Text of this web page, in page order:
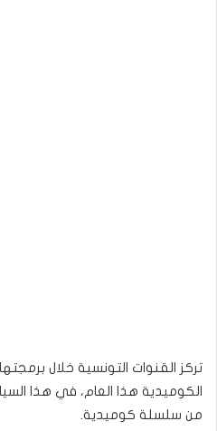
تركز القنوات التونسية خلال
الكوميدية هذا العام، في هذا
من سلسلة كوميدية.